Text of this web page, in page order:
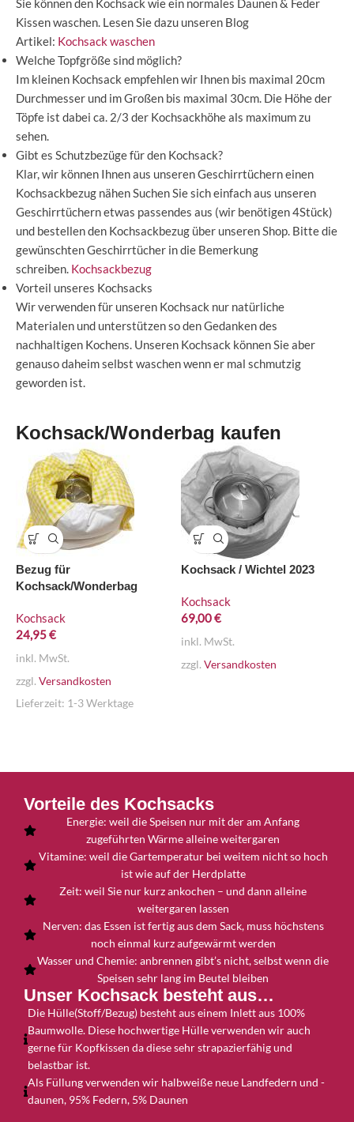
Sie können den Kochsack wie ein normales Daunen & Feder
Kissen waschen. Lesen Sie dazu unseren Blog
Artikel: Kochsack waschen
Welche Topfgröße sind möglich?
Im kleinen Kochsack empfehlen wir Ihnen bis maximal 20cm
Durchmesser und im Großen bis maximal 30cm. Die Höhe der
Töpfe ist dabei ca. 2/3 der Kochsackhöhe als maximum zu
sehen.
Gibt es Schutzbezüge für den Kochsack?
Klar, wir können Ihnen aus unseren Geschirrtüchern einen
Kochsackbezug nähen Suchen Sie sich einfach aus unseren
Geschirrtüchern etwas passendes aus (wir benötigen 4Stück)
und bestellen den Kochsackbezug über unseren Shop. Bitte die
gewünschten Geschirrtücher in die Bemerkung
schreiben. Kochsackbezug
Vorteil unseres Kochsacks
Wir verwenden für unseren Kochsack nur natürliche
Materialen und unterstützen so den Gedanken des
nachhaltigen Kochens. Unseren Kochsack können Sie aber
genauso daheim selbst waschen wenn er mal schmutzig
geworden ist.
Kochsack/Wonderbag kaufen
Bezug für
Kochsack/Wonderbag
Kochsack
24,95€
inkl. MwSt.
zzgl. Versandkosten
Lieferzeit: 1-3 Werktage
Kochsack / Wichtel 2023
Kochsack
69,00€
inkl. MwSt.
zzgl. Versandkosten
Vorteile des Kochsacks
Energie: weil die Speisen nur mit der am Anfang
zugeführten Wärme alleine weitergaren
Vitamine: weil die Gartemperatur bei weitem nicht so hoch
ist wie auf der Herdplatte
Zeit: weil Sie nur kurz ankochen – und dann alleine
weitergaren lassen
Nerven: das Essen ist fertig aus dem Sack, muss höchstens
noch einmal kurz aufgewärmt werden
Wasser und Chemie: anbrennen gibt’s nicht, selbst wenn die
Speisen sehr lang im Beutel bleiben
Unser Kochsack besteht aus…
Die Hülle(Stoff/Bezug) besteht aus einem Inlett aus 100%
Baumwolle. Diese hochwertige Hülle verwenden wir auch
gerne für Kopfkissen da diese sehr strapazierfähig und
belastbar ist.
Als Füllung verwenden wir halbweiße neue Landfedern und -
daunen, 95% Federn, 5% Daunen